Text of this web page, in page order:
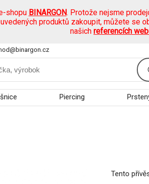
shopu BINARGON. Protože nejsme
produktů zakoupit, můžete se
našich referencích
Piercing
Tento